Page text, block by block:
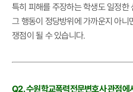
특히 피해를 주장하는 학생도 일정
그 행동이 정당방위에 가까운지 아
쟁점이 될 수 있습니다.
Q2. 수원학교폭력전문변호사 관점에